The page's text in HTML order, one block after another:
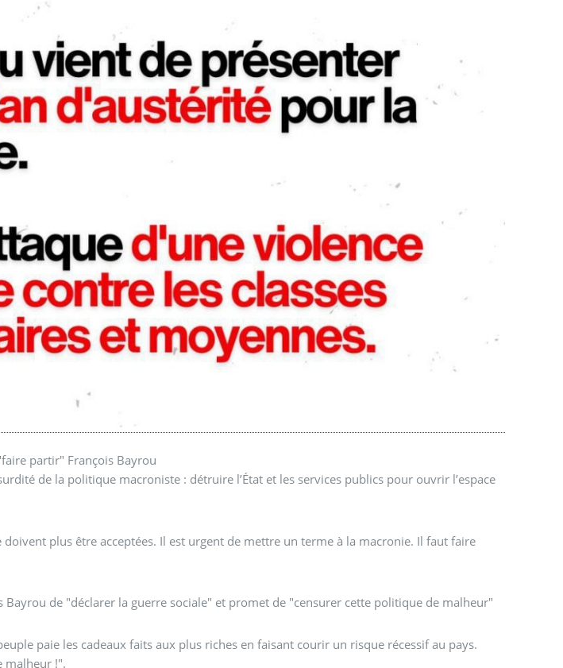
partir" François Bayrou
de la politique macroniste : détruire l’État et les services publics pour ouvrir l’espace
plus être acceptées. Il est urgent de mettre un terme à la macronie. Il faut faire
Bayrou de "déclarer la guerre sociale" et promet de "censurer cette politique de malheur"
paie les cadeaux faits aux plus riches en faisant courir un risque récessif au pays.
malheur !".